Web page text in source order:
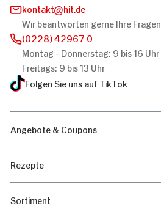
kontakt
hit.de
Wir beantworten gerne Ihre Fragen
(0228) 42967 0
Montag - Donnerstag: 9 bis 16 Uhr
Freitags: 9 bis 13 Uhr
Folgen Sie uns auf TikTok
Angebote & Coupons
Rezepte
Sortiment